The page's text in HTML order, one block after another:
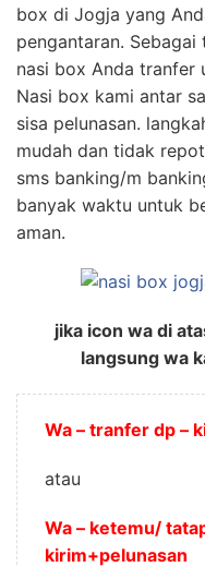
box di Jogja yang
pengantaran.
nasi box Anda tranfer
Nasi box kami antar
sisa pelunasan.
mudah dan tidak
sms banking/m
banyak waktu untuk
aman.
jika icon wa di
langsung wa
Wa – tranfer dp –
atau
Wa – ketemu/
kirim+pelunasan